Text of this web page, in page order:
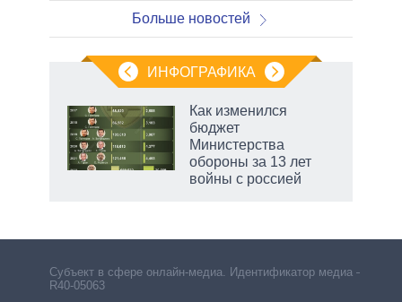
Больше новостей
ИНФОГРАФИКА
Как изменился
бюджет
Министерства
обороны за 13 лет
войны с россией
Субъект в сфере онлайн-медиа. Идентификатор медиа –
R40-05063